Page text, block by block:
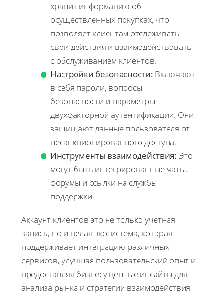
хранит информацию об
осуществленных покупках, что
позволяет клиентам отслеживать
свои действия и взаимодействовать
с обслуживанием клиентов.
Настройки безопасности: Включают
в себя пароли, вопросы
безопасности и параметры
двухфакторной аутентификации. Они
защищают данные пользователя от
несанкционированного доступа.
Инструменты взаимодействия: Это
могут быть интегрированные чаты,
форумы и ссылки на службы
поддержки.
Аккаунт клиентов это не только учетная
запись, но и целая экосистема, которая
поддерживает интеграцию различных
сервисов, улучшая пользовательский опыт и
предоставляя бизнесу ценные инсайты для
анализа рынка и стратегии взаимодействия